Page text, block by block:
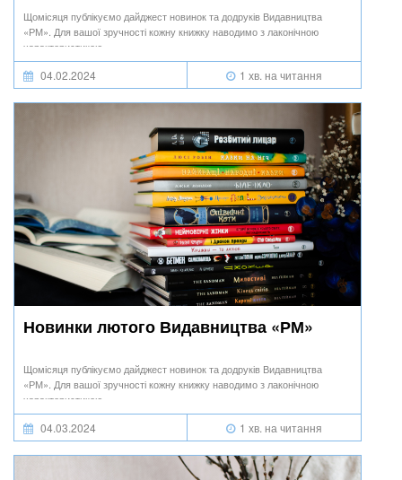
Щомісяця публікуємо дайджест новинок та додруків Видавництва
«РМ». Для вашої зручності кожну книжку наводимо з лаконічною
характеристикою.
04.02.2024 1 хв. на читання
Новинки лютого Видавництва «РМ»
Щомісяця публікуємо дайджест новинок та додруків Видавництва
«РМ». Для вашої зручності кожну книжку наводимо з лаконічною
характеристикою.
04.03.2024 1 хв. на читання